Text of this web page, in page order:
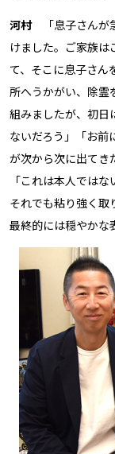
河村「息子さんが
けました。ご家族は
て、そこに息子さん
所へうかがい、除霊
組みましたが、初日
ないだろう」「お前
が次から次に出てき
「これは本人では
それでも粘り強く取
最終的には穏やかな